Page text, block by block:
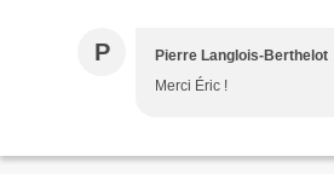
P Pierre Langlois-Berthelot
Merci Éric !